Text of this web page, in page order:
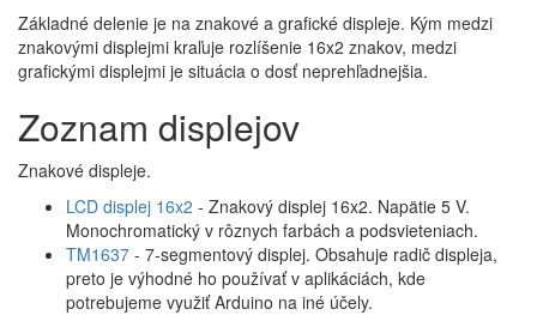
Základné delenie je na znakové a grafické displeje. Kým medzi
znakovými displejmi kraľuje rozlíšenie 16x2 znakov, medzi
grafickými displejmi je situácia o dosť neprehľadnejšia.
Zoznam displejov
Znakové displeje.
LCD displej 16x2 - Znakový displej 16x2. Napätie 5 V.
Monochromatický v rôznych farbách a podsvieteniach.
TM1637 - 7-segmentový displej. Obsahuje radič displeja,
preto je výhodné ho používať v aplikáciách, kde
potrebujeme využiť Arduino na iné účely.